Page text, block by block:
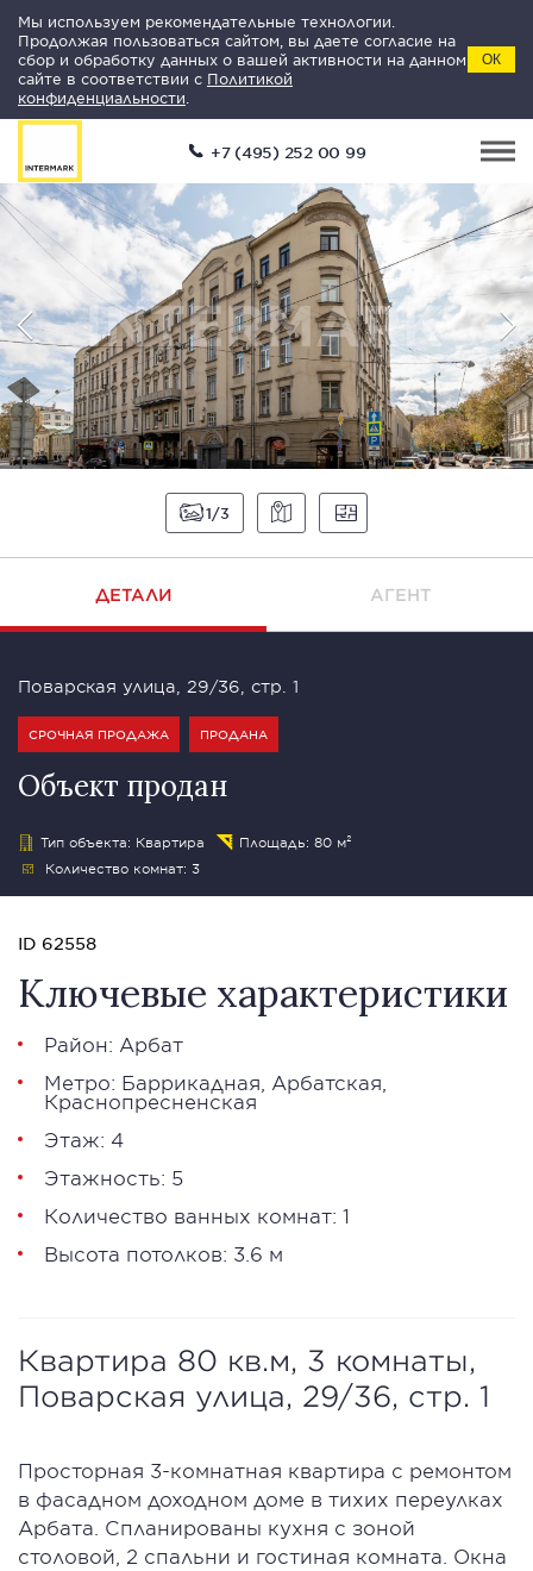
Мы используем рекомендательные технологии.
Продолжая пользоваться сайтом, вы даете согласие на
сбор и обработку данных о вашей активности на данном
сайте в соответствии с Политикой
конфиденциальности
ОК
+7 (495) 252 00 99
1 3
ДЕТАЛИ АГЕНТ
Поварская улица, 29/36, стр. 1
СРОЧНАЯ ПРОДАЖА ПРОДАНА
Объект продан
Тип объекта: Квартира
Площадь: 80 м²
Количество комнат: 3
ID 62558
Ключевые характеристики
Район: Арбат
Метро: Баррикадная Арбатская
Краснопресненская
Этаж: 4
Этажность: 5
Количество ванных комнат: 1
Высота потолков: 3.6 м
Квартира 80 кв.м, 3 комнаты,
Поварская улица, 29/36, стр. 1
Просторная 3-комнатная квартира с ремонтом
в фасадном доходном доме в тихих переулках
Арбата. Спланированы кухня с зоной
столовой, 2 спальни и гостиная комната. Окна